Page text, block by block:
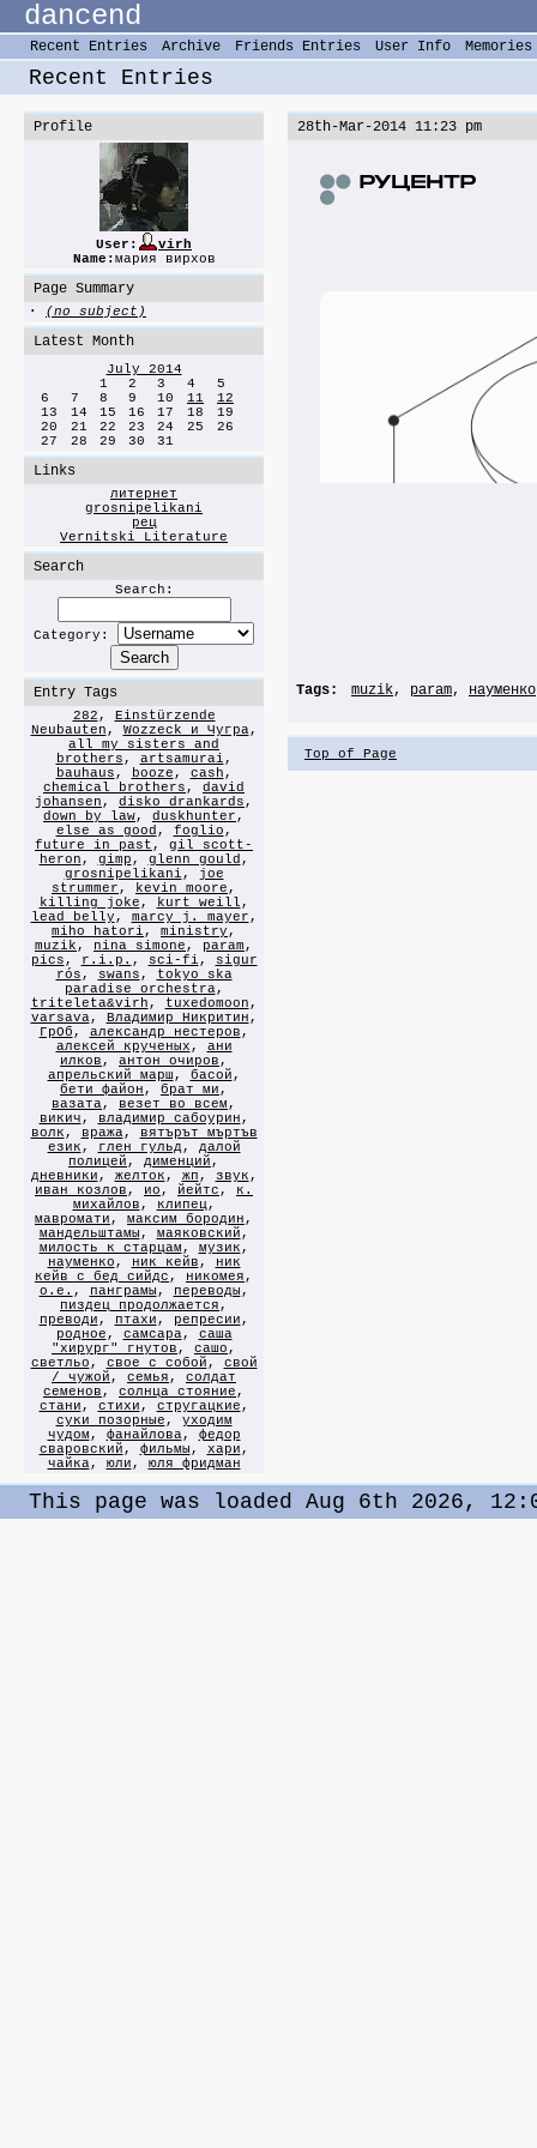
dancend
Recent Entries Archive Friends Entries User Info Memories
Recent Entries
Profile
User:
virh
Name: мария вирхов
Page Summary
· (no subject)
Latest Month
July 2014
1
2 3 4
5
6
7 8 9 10 11
12
13
14 15 16 17 18
19
20
21 22 23 24 25
26
27
28 29 30 31
Links
литернет
grosnipelikani
рец
Vernitski Literature
Search
Search:
Category:
Entry Tags
282 , Einstürzende
Neubauten , Wozzeck и Чугра,
all my sisters and
brothers , artsamurai ,
bauhaus , booze , cash ,
chemical brothers , david
johansen , disko drankards ,
down by law, duskhunter ,
else as good , foglio ,
future in past , gil scott-
heron , gimp , glenn gould ,
grosnipelikani ,
joe
strummer , kevin moore ,
killing joke , kurt weill ,
lead belly , marcy j. mayer ,
miho hatori , ministry ,
muzik , nina simone , param ,
pics , r.i.p. , sci-fi ,
sigur
rós , swans ,
tokyo ska
paradise orchestra,
triteleta&virh , tuxedomoon ,
varsava, Владимир Никритин ,
ГрОб , александр нестеров ,
алексей крученых , ани
илков , антон очиров ,
апрельский марш , басой ,
бети файон , брат ми ,
вазата, везет во всем ,
викич , владимир сабоурин ,
волк , вража,
вятърът мъртъв
език , глен гульд, далой
полицей , дименций ,
дневники , желток , жп , звук ,
иван козлов , ио , йейтс , к.
михайлов , клипец,
мавромати , максим бородин ,
мандельштамы , маяковский ,
милость к старцам , музик ,
науменко , ник кейв ,
ник
кейв с бед сийдс , никомея ,
о.е. , панграмы , переводы ,
пиздец продолжается ,
преводи , птахи , репресии ,
родное , самсара, саша
"хирург" гнутов , сашо ,
светльо , свое с собой , свой
/ чужой , семья , солдат
семенов , солнца стояние ,
стани , стихи , стругацкие ,
суки позорные , уходим
чудом , фанайлова, федор
сваровский , фильмы , хари ,
чайка, юли , юля фридман
28th-Mar-2014 11:23 pm
Tags: muzik, param, науменко
Top of Page
This page was loaded Aug 6th 2026,